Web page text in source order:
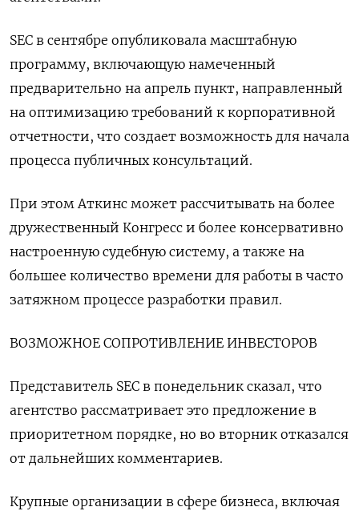
SEC в сентябре опубликовала масштабную
программу, включающую намеченный
предварительно на апрель пункт, направленный
на оптимизацию требований к корпоративной
отчетности, что создает возможность для начала
процесса публичных консультаций.
При этом Аткинс может рассчитывать на более
дружественный Конгресс и более консервативно
настроенную судебную систему, а также на
большее количество времени для работы в часто
затяжном процессе разработки правил.
ВОЗМОЖНОЕ СОПРОТИВЛЕНИЕ ИНВЕСТОРОВ
Представитель SEC в понедельник сказал, что
агентство рассматривает это предложение в
приоритетном порядке, но во вторник отказался
от дальнейших комментариев.
Крупные организации в сфере бизнеса, включая